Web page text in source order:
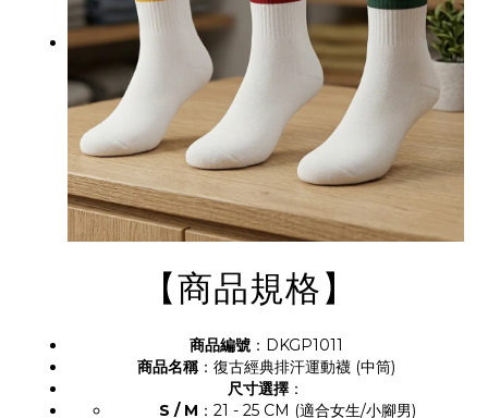
【商品規格】
商品編號：DKGP1011
商品名稱：復古經典排汗運動襪 (中筒)
尺寸選擇 ：
S / M ：21 - 25 CM (適合女生/小腳男)